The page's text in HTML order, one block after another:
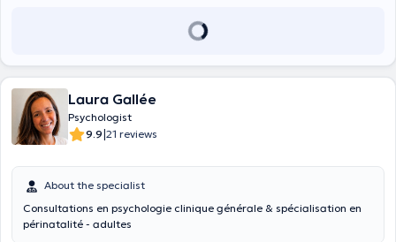
Laura Gallée
Psychologist
9.9|21 reviews
About the specialist
Consultations en psychologie clinique générale & spécialisation en
périnatalité - adultes